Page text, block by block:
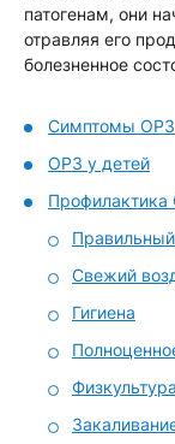
патогенам, они
отравляя его
болезненное
Симптомы ОРЗ
ОРЗ у детей
Профилактика
Свежий
Гигиена
Физкультура